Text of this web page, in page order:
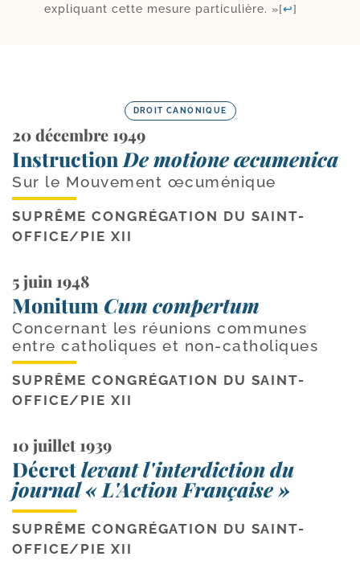
expli­quant cette mesure par­ti­cu­lière. »[↩]
DROIT CANONIQUE
20 décembre 1949
Instruction De motione œcumenica
Sur le Mouvement œcuménique
SUPRÊME CONGRÉGATION DU SAINT-
OFFICE/ PIE XII
5 juin 1948
Monitum Cum compertum
Concernant les réunions communes
entre catholiques et non-catholiques
SUPRÊME CONGRÉGATION DU SAINT-
OFFICE/ PIE XII
10 juillet 1939
Décretlevant l'interdiction du
journal « L'Action Française »
SUPRÊME CONGRÉGATION DU SAINT-
OFFICE/ PIE XII